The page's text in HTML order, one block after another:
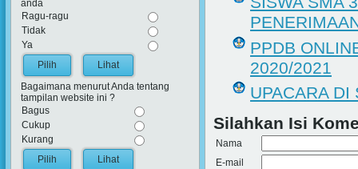
anda
Ragu-ragu
Tidak
Ya
Lihat
Bagaimana menurut Anda tentang
tampilan website ini ?
Bagus
Cukup
Kurang
Lihat
PPDB
2020/2021
UPACARA DI
Silahkan Isi
Nama
E-mail